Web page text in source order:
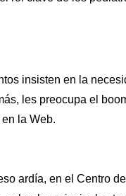
insisten en la
les preocupa el
la Web.
ardía, en el Centro